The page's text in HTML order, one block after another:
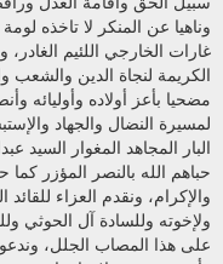
وناهيا عن المنكر لا تاخذه
غارات الخارجي اللئيم الغادر،
الكريمة لنجاة الدين
مضحيا بأعز أولاده وأوليائه
لمسيرة النضال والجهاد
البار المجاهد المغوار السيد
حباهم الله بالنصر المؤزر
والإكرام، ونقدم العزاء
ولإخوته وللسادة آل الحوثي
على هذا المصاب الجلل،